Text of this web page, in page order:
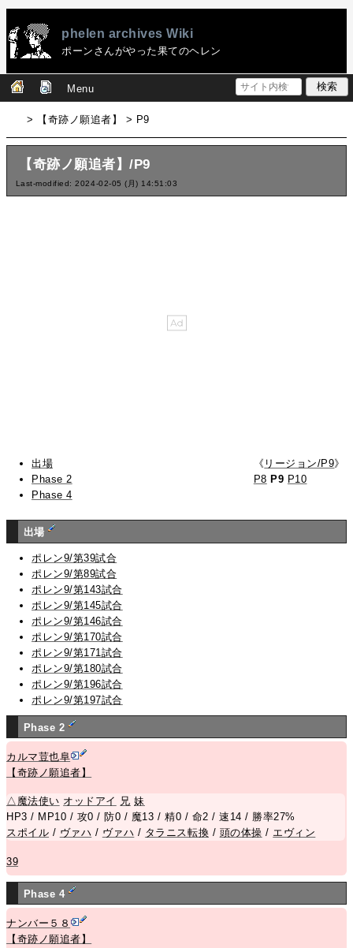
phelen archives Wiki
ポーンさんがやった果てのヘレン
Menu
> 【奇跡ノ願追者】 > P9
【奇跡ノ願追者】/P9
Last-modified: 2024-02-05 (月) 14:51:03
出場
Phase 2
Phase 4
《 リージョン/P9》
P8 P9 P10
出場
ポレン9/第39試合
ポレン9/第89試合
ポレン9/第143試合
ポレン9/第145試合
ポレン9/第146試合
ポレン9/第170試合
ポレン9/第171試合
ポレン9/第180試合
ポレン9/第196試合
ポレン9/第197試合
Phase 2
カルマ荳也阜
【奇跡ノ願追者】
△ 魔法使い オッドアイ 兄 妹
HP3 / MP10 / 攻0 / 防0 / 魔13 / 精0 / 命2 / 速14 / 勝率27%
スポイル / ヴァハ / ヴァハ / タラニス転換 / 頭の体操 / エヴィン
39
Phase 4
ナンバー５８
【奇跡ノ願追者】